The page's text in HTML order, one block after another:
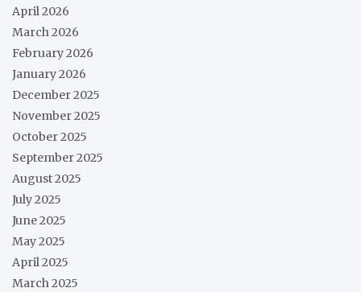
April 2026
March 2026
February 2026
January 2026
December 2025
November 2025
October 2025
September 2025
August 2025
July 2025
June 2025
May 2025
April 2025
March 2025